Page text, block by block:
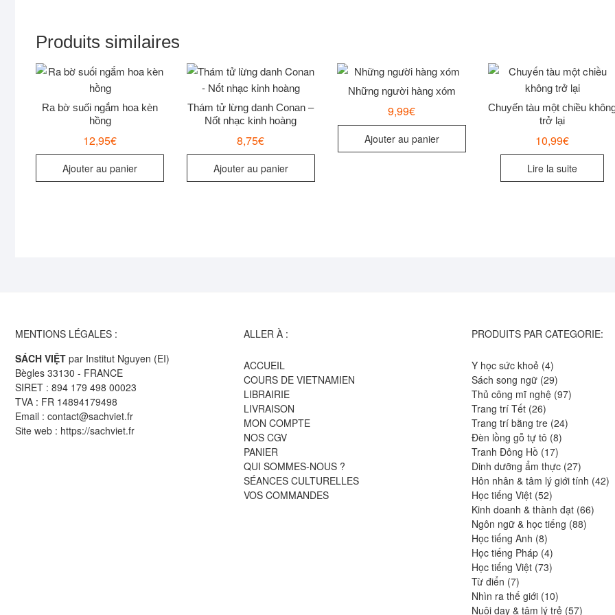
Produits similaires
Ra bờ suối ngắm hoa kèn
hồng
12,95€
Ajouter au panier
Thám tử lừng danh Conan –
Nốt nhạc kinh hoàng
8,75€
Ajouter au panier
Những người hàng xóm
9,99€
Ajouter au panier
Chuyến tàu một chiều
trở lại
10,99€
Lire la suite
MENTIONS LÉGALES :
SÁCH VIỆT par Institut Nguyen (EI)
Bègles 33130 - FRANCE
SIRET : 894 179 498 00023
TVA : FR 14894179498
Email : contact@sachviet.fr
Site web : https://sachviet.fr
ALLER À :
ACCUEIL
COURS DE VIETNAMIEN
LIBRAIRIE
LIVRAISON
MON COMPTE
NOS CGV
PANIER
QUI SOMMES-NOUS ?
SÉANCES CULTURELLES
VOS COMMANDES
PRODUITS PAR CATEGORIE:
Y học sức khoẻ 44
produits
Sách song ngữ 2929
produits
Thủ công mĩ nghệ 9797
Trang trí Tết 2626
produits
Trang trí bằng tre 2424
Đèn lồng gỗ tự tô 88
Tranh Đông Hồ 1717
produits
Dinh dưỡng ẩm thực 2727
produits
Hôn nhân & tâm lý giới tính 42
Học tiếng Việt 5252
produits
Kinh doanh & thành đạt 6666
Ngôn ngữ & học tiếng 8888
Học tiếng Anh 88
produits
Học tiếng Pháp 44
produits
Học tiếng Việt 7373
Từ điển 77
produits
Nhìn ra thế giới 1010
produits
Nuôi dạy & tâm lý trẻ 5757